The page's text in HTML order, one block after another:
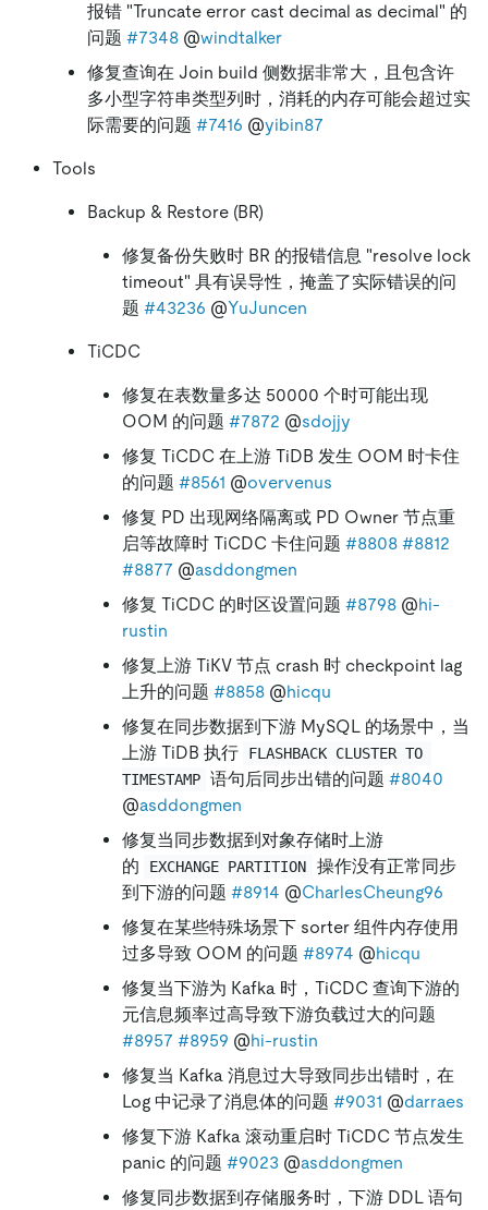
报错 "Truncate error cast decimal as decimal" 的
问题 #7348 @windtalker
修复查询在 Join build 侧数据非常大，且包含许
多小型字符串类型列时，消耗的内存可能会超过实
际需要的问题 #7416 @yibin87
Tools
Backup & Restore (BR)
修复备份失败时 BR 的报错信息 "resolve lock
timeout" 具有误导性，掩盖了实际错误的问
题 #43236 @YuJuncen
TiCDC
修复在表数量多达 50000 个时可能出现
OOM 的问题 #7872 @sdojjy
修复 TiCDC 在上游 TiDB 发生 OOM 时卡住
的问题 #8561 @overvenus
修复 PD 出现网络隔离或 PD Owner 节点重
启等故障时 TiCDC 卡住问题 #8808 #8812
#8877 @asddongmen
修复 TiCDC 的时区设置问题 #8798 @hi-
rustin
修复上游 TiKV 节点 crash 时 checkpoint lag
上升的问题 #8858 @hicqu
修复在同步数据到下游 MySQL 的场景中，当
上游 TiDB 执行
FLASHBACK CLUSTER TO
TIMESTAMP 语句后同步出错的问题#8040
@asddongmen
修复当同步数据到对象存储时上游
的
EXCHANGE PARTITION
操作没有正常同步
到下游的问题 #8914 @CharlesCheung96
修复在某些特殊场景下 sorter 组件内存使用
过多导致 OOM 的问题 #8974 @hicqu
修复当下游为 Kafka 时，TiCDC 查询下游的
元信息频率过高导致下游负载过大的问题
#8957 #8959 @hi-rustin
修复当 Kafka 消息过大导致同步出错时，在
Log 中记录了消息体的问题 #9031 @darraes
修复下游 Kafka 滚动重启时 TiCDC 节点发生
panic 的问题 #9023 @asddongmen
修复同步数据到存储服务时，下游 DDL 语句